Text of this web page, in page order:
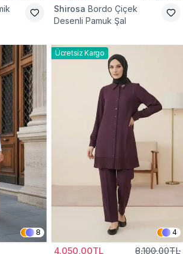
Shirosa Bordo Çiçek
Desenli Pamuk Şal
8
Ücretsiz Kargo
4
4.050,00TL 8.100,00TL